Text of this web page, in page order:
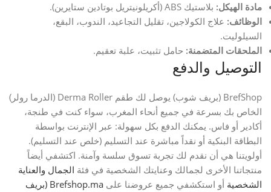
مادة الهيكل: بلاستيك ABS (أكريلونيتريل بوتادين ستايرين).
الوظائف: علاج الكولاجين، تقليل التجاعيد، الندوب، البقع،
السيلوليت.
الملحقات المتضمنة: حامل تثبيت، علبة تعقيم.
التوصيل والدفع
BrefShop (بريف شوب) يوصل لك طقم Derma Roller (الدرما رولر)
الخاص بك بسرعة في جميع أنحاء المغرب، سواء كنت في طنجة،
أكادير أو فاس. يمكنك الدفع بكل سهولة: عبر الإنترنت بواسطة
البطاقة البنكية أو نقداً مباشرة عند التسليم (خلص عند التسليم).
أولويتنا هي أن نقدم لك تجربة تسوق سلسة وآمنة. اكتشفي أيضاً
منتجاتنا الأخرى لجمالك وعنايتك الشخصية في فئة الجمال والعناية
الشخصية أو استكشفي جميع عروضنا على
Brefshop.ma (بريف